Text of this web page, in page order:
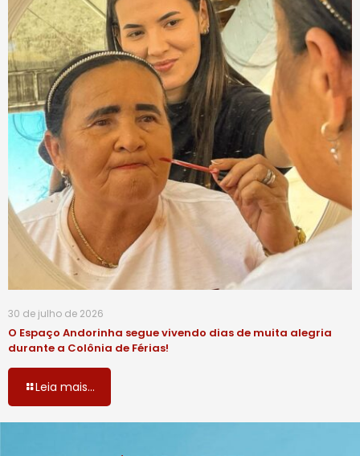
30 de julho de 2026
O Espaço Andorinha segue vivendo dias de muita alegria
durante a Colônia de Férias!
Leia mais...